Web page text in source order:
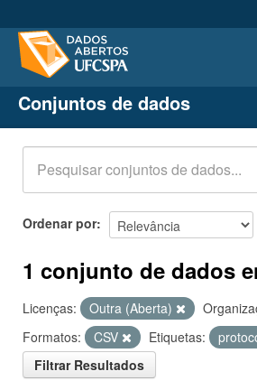
Conjuntos de dados
Organizações
Grupos
Sobre
Conjuntos de dados
Ordenar por
1 conjunto de dados
Licenças: Outra (Aberta)
Formatos:
CSV Etiquetas:
Filtrar Resultados